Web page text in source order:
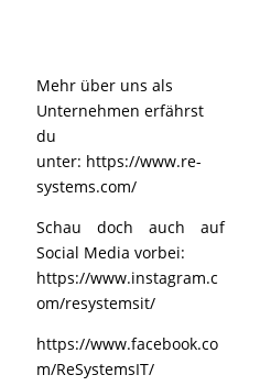
Mehr über uns als
Unternehmen erfährst
du
unter: https://www.re-
systems.com/
Schau doch auch auf
Social Media vorbei:
https://www.instagram.c
om/resystemsit/
https://www.facebook.co
m/ReSystemsIT/